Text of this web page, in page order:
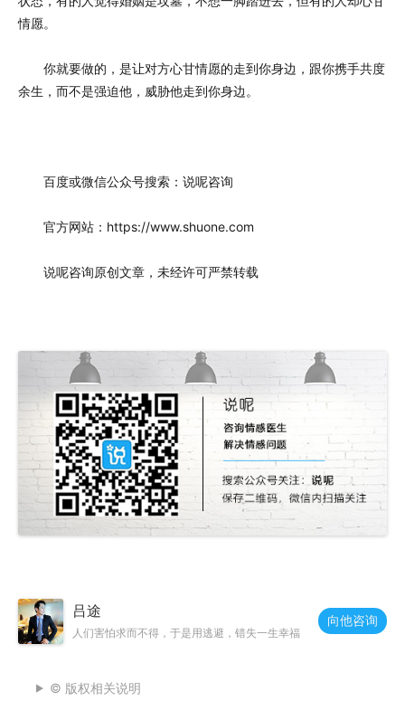
情愿。
你就要做的，是让对方心甘情愿的走到你身边，跟你携手共度
余生，而不是强迫他，威胁他走到你身边。
百度或微信公众号搜索：说呢咨询
官方网站：https://www.shuone.com
说呢咨询原创文章，未经许可严禁转载
吕途
人们害怕求而不得，于是用逃避，错失一生幸福
向他咨询
© 版权相关说明